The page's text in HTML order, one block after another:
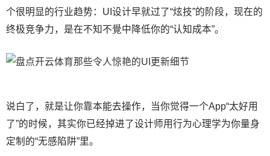
个很明显的行业趋势：UI设计早就过了“炫技”的阶段，现在的
终极竞争力，是在不知不覺中降低你的“认知成本”。
说白了，就是让你靠本能去操作，当你觉得一个App“太好用
了”的时候，其实你已经掉进了设计师用行为心理学为你量身
定制的“无感陷阱”里。